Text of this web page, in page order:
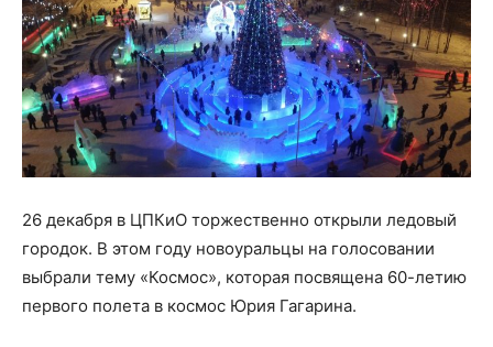
26 декабря в ЦПКиО торжественно открыли ледовый
городок. В этом году новоуральцы на голосовании
выбрали тему «Космос», которая посвящена 60-летию
первого полета в космос Юрия Гагарина.